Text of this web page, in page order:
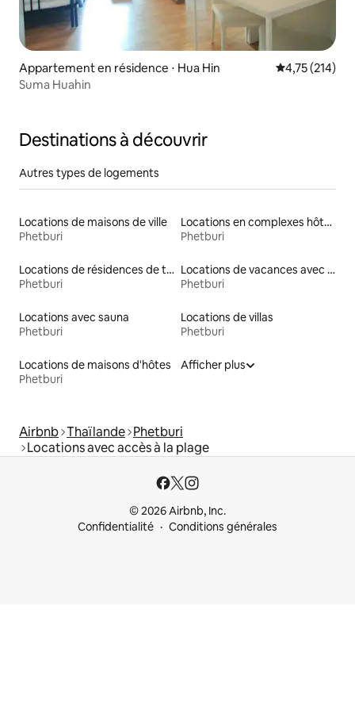
Appartement en résidence ⋅ Hua Hin Évaluation
4,75 (214)
Suma Huahin
Destinations à découvrir
Autres types de logements
Locations de maisons de ville
Phetburi
Locations en complexes hôteliers
Phetburi
Locations de résidences de tourisme
Phetburi
Locations de vacances avec piscine
Phetburi
Locations avec sauna
Phetburi
Locations de villas
Phetburi
Locations de maisons d'hôtes
Phetburi
Afficher plus
Airbnb Thaïlande Phetburi
Locations avec accès à la plage
© 2026 Airbnb, Inc.
Confidentialité
Conditions générales